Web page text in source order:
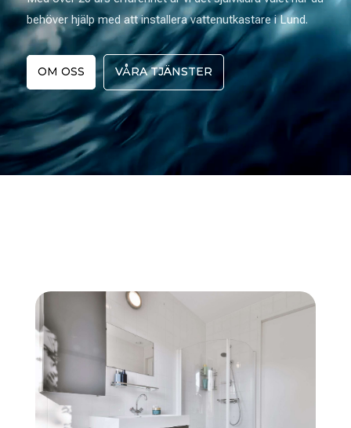
behöver hjälp med att installera vattenutkastare i Lund.
OM OSS VÅRA TJÄNSTER